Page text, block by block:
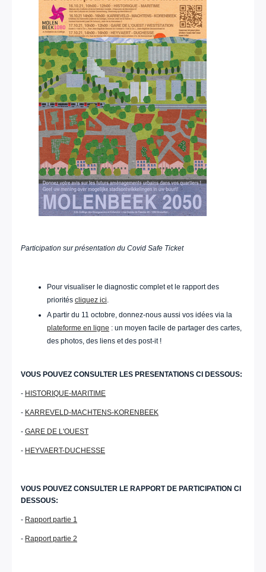
Participation sur présentation du Covid Safe Ticket
Pour visualiser le diagnostic complet et le rapport des
priorités cliquez ici.
A partir du 11 octobre, donnez-nous aussi vos idées via la
plateforme en ligne : un moyen facile de partager des cartes,
des photos, des liens et des post-it !
VOUS POUVEZ CONSULTER LES PRESENTATIONS CI DESSOUS:
- HISTORIQUE-MARITIME
- KARREVELD-MACHTENS-KORENBEEK
- GARE DE L'OUEST
- HEYVAERT-DUCHESSE
VOUS POUVEZ CONSULTER LE RAPPORT DE PARTICIPATION CI
DESSOUS:
- Rapport partie 1
- Rapport partie 2